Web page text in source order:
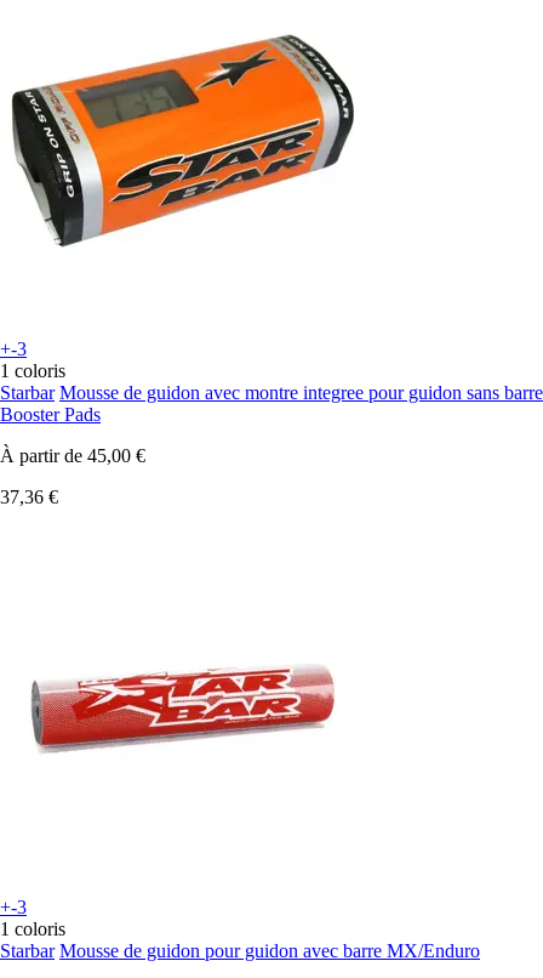
+-3
1 coloris
Starbar Mousse de guidon avec montre integree pour guidon sans barre
Booster Pads
À partir de 45,00 €
37,36 €
+-3
1 coloris
Starbar Mousse de guidon pour guidon avec barre MX/Enduro